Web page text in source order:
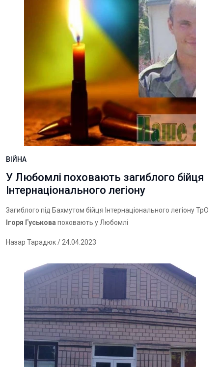
ВІЙНА
У Любомлі поховають загиблого бійця
Інтернаціонального легіону
Загиблого під Бахмутом бійця Інтернаціонального легіону ТрО
Ігоря Гуськова поховають у Любомлі
Назар Тарадюк/ 24.04.2023